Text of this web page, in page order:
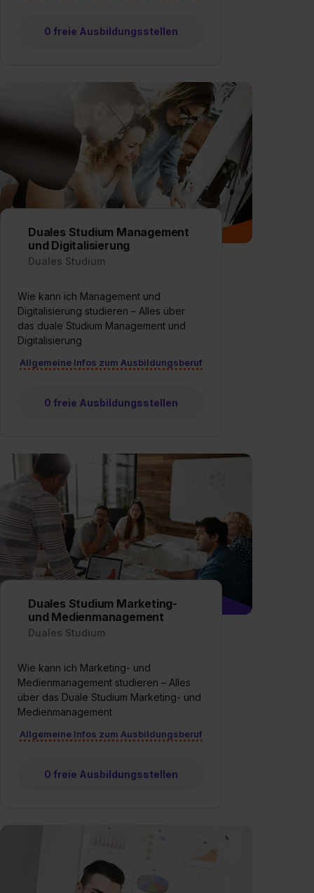
0 freie Ausbildungsstellen
Duales Studium Management
und Digitalisierung
Duales Studium
Wie kann ich Management und
Digitalisierung studieren – Alles über
das duale Studium Management und
Digitalisierung
Allgemeine Infos zum Ausbildungsberuf
0 freie Ausbildungsstellen
Duales Studium Marketing-
und Medienmanagement
Duales Studium
Wie kann ich Marketing- und
Medienmanagement studieren – Alles
über das Duale Studium Marketing- und
Medienmanagement
Allgemeine Infos zum Ausbildungsberuf
0 freie Ausbildungsstellen